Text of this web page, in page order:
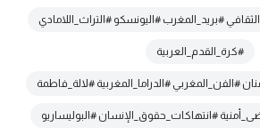
#بريد_المغرب #اليونسكو #التراث_اللامادي
#كرة_القدم_العربية
#الفن_المغربي #الدراما_المغربية #لالة_فاطمة
#انتهاكات_حقوق_الإنسان #البوليساريو